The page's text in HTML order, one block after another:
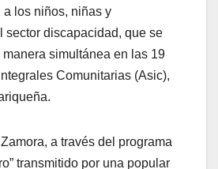
los niños, niñas y
sector discapacidad, que se
manera simultánea en las 19
Comunitarias (Asic),
a través del programa
transmitido por una popular